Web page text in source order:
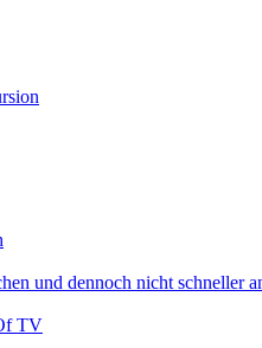
und dennoch nicht schneller
TV